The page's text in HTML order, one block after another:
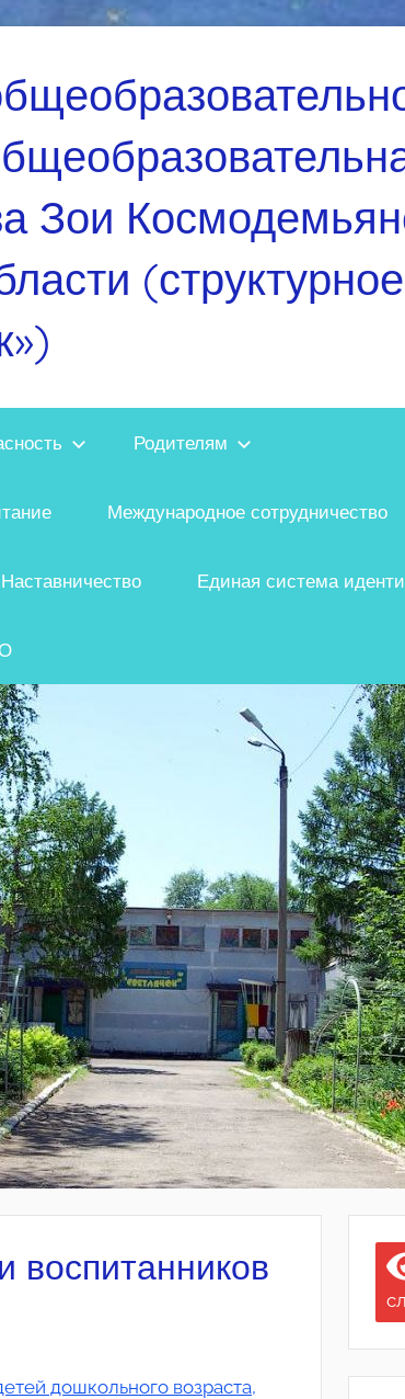
Зои
Родителям
Международное сотрудничество
Наставничество Единая система
воспитанников
дошкольного возраста,